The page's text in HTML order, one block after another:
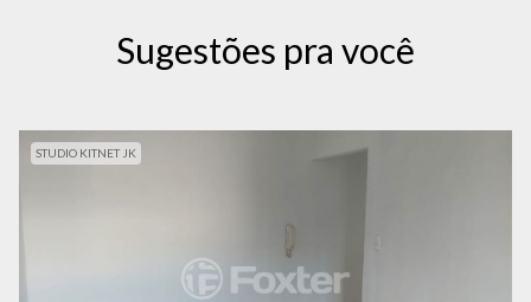
Sugestões pra você
STUDIO KITNET JK